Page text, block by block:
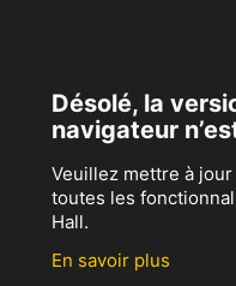
Désolé, la
navigateur
Veuillez mettre à
toutes les
Hall.
En savoir plus